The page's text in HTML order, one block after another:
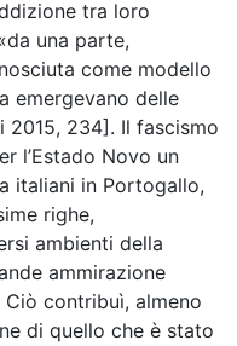
tra loro
una parte,
come modello
emergevano delle
2015, 234]. Il fascismo
l’Estado Novo un
italiani in Portogallo,
righe,
ambienti della
ammirazione
contribuì, almeno
di quello che è stato